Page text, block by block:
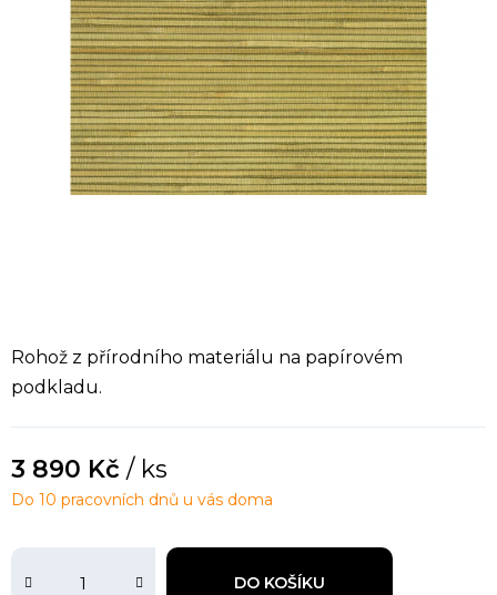
Rohož z přírodního materiálu na papírovém
podkladu.
3 890 Kč / ks
DO KOŠÍKU
Do 10 pracovních dnů u vás doma